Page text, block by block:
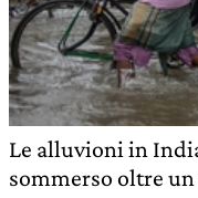
Le alluvioni in
sommerso oltre